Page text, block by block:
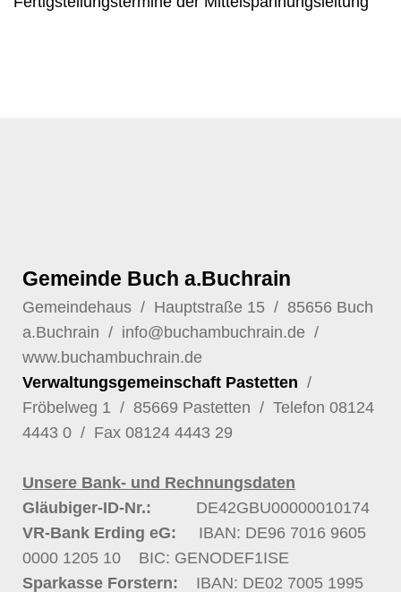
Gemeinde Buch a.Buchrain
Gemeindehaus / Hauptstraße 15 / 85656 Buch
a.Buchrain / info@buchambuchrain.de /
www.buchambuchrain.de
Verwaltungsgemeinschaft Pastetten /
Fröbelweg 1 / 85669 Pastetten / Telefon 08124
4443 0 / Fax 08124 4443 29
Unsere Bank- und Rechnungsdaten
Gläubiger-ID-Nr.:
DE42GBU00000010174
VR-Bank Erding eG:
IBAN: DE96 7016 9605
0000 1205 10
BIC: GENODEF1ISE
Sparkasse Forstern:
IBAN: DE02 7005 1995